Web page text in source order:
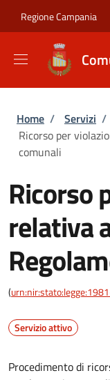
Regione Campania
Briciole
Home / Servizi /
Ricorso per
comunali
Ricorso
relativa
(
Servizio attivo
Procedimento di